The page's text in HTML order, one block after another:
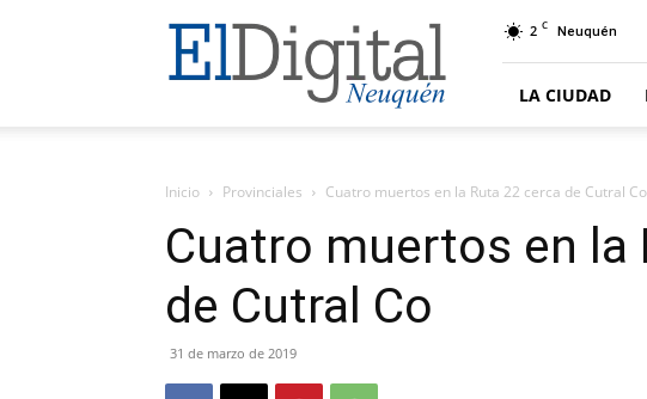
El
Digital
Neuquen
2 C Neuquén
LA CIUDAD
Inicio Provinciales Cuatro muertos en la Ruta 22 cerca de Cutral Co
Cuatro muertos en la
de Cutral Co
31 de marzo de 2019